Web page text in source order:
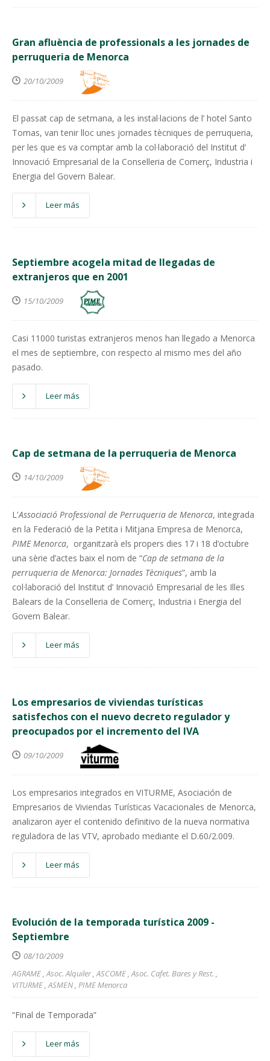
Gran afluència de professionals a les jornades de
perruqueria de Menorca
20/10/2009
El passat cap de setmana, a les instal·lacions de l’ hotel Santo
Tomas, van tenir lloc unes jornades tècniques de perruqueria,
per les que es va comptar amb la col·laboració del Institut d’
Innovació Empresarial de la Conselleria de Comerç, Industria i
Energia del Govern Balear.
Leer más
Septiembre acogela mitad de llegadas de
extranjeros que en 2001
15/10/2009
Casi 11000 turistas extranjeros menos han llegado a Menorca
el mes de septiembre, con respecto al mismo mes del año
pasado.
Leer más
Cap de setmana de la perruqueria de Menorca
14/10/2009
L'Associació Professional de Perruqueria de Menorca, integrada
en la Federació de la Petita i Mitjana Empresa de Menorca,
PIME Menorca, organitzarà els propers dies 17 i 18 d’octubre
una sèrie d’actes baix el nom de “Cap de setmana de la
perruqueria de Menorca: Jornades Tècniques”, amb la
col·laboració del Institut d’ Innovació Empresarial de les Illes
Balears de la Conselleria de Comerç, Industria i Energia del
Govern Balear.
Leer más
Los empresarios de viviendas turísticas
satisfechos con el nuevo decreto regulador y
preocupados por el incremento del IVA
09/10/2009
Los empresarios integrados en VITURME, Asociación de
Empresarios de Viviendas Turísticas Vacacionales de Menorca,
analizaron ayer el contenido definitivo de la nueva normativa
reguladora de las VTV, aprobado mediante el D.60/2.009.
Leer más
Evolución de la temporada turística 2009 -
Septiembre
08/10/2009
AGRAME,Asoc. Alquiler,ASCOME,Asoc. Cafet. Bares y Rest. ,
VITURME,ASMEN, PIME Menorca
“Final de Temporada”
Leer más